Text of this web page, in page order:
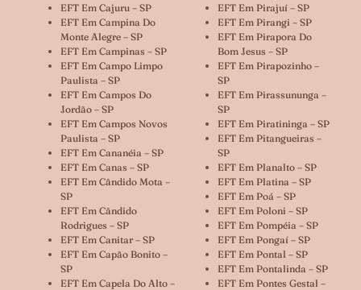
EFT Em Cajuru – SP
EFT Em Campina Do
Monte Alegre – SP
EFT Em Campinas – SP
EFT Em Campo Limpo
Paulista – SP
EFT Em Campos Do
Jordão – SP
EFT Em Campos Novos
Paulista – SP
EFT Em Cananéia – SP
EFT Em Canas – SP
EFT Em Cândido Mota –
SP
EFT Em Cândido
Rodrigues – SP
EFT Em Canitar – SP
EFT Em Capão Bonito –
SP
EFT Em Capela Do Alto –
EFT Em Pirajuí – SP
EFT Em Pirangi – SP
EFT Em Pirapora Do
Bom Jesus – SP
EFT Em Pirapozinho –
SP
EFT Em Pirassununga –
SP
EFT Em Piratininga – SP
EFT Em Pitangueiras –
SP
EFT Em Planalto – SP
EFT Em Platina – SP
EFT Em Poá – SP
EFT Em Poloni – SP
EFT Em Pompéia – SP
EFT Em Pongaí – SP
EFT Em Pontal – SP
EFT Em Pontalinda – SP
EFT Em Pontes Gestal –